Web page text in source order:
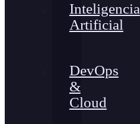
Inteligencia
Artificial
DevOps
&
Cloud